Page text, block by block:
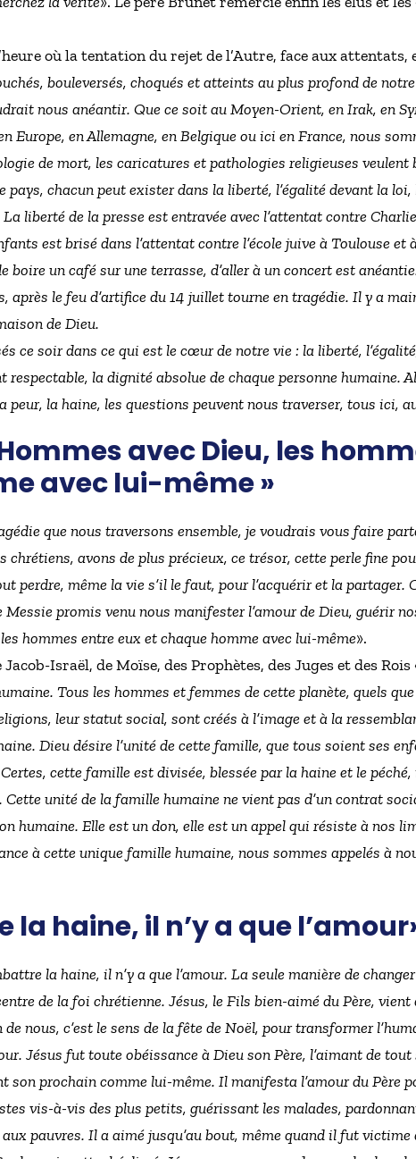
où la tentation du rejet de l’Autre, face aux attentats,
bouleversés, choqués et atteints au plus profond de
nous anéantir. Que ce soit au Moyen-Orient, en Irak, en
Europe, en Allemagne, en Belgique ou ici en France, nous
de mort, les caricatures et pathologies religieuses veulent
chacun peut exister dans la liberté, l’égalité devant la
La liberté de la presse est entravée avec l’attentat contre
est brisé dans l’attentat contre l’école juive à Toulouse et
boire un café sur une terrasse, d’aller à un concert est
après le feu d’artifice du 14 juillet tourne en tragédie. Il y a
de Dieu.
ce soir dans ce qui est le cœur de notre vie : la liberté,
la dignité absolue de chaque personne humaine.
peur, la haine, les questions peuvent nous traverser, tous ici,
avec Dieu, les
avec lui-même »
que nous traversons ensemble, je voudrais vous faire
avons de plus précieux, ce trésor, cette perle fine
perdre, même la vie s’il le faut, pour l’acquérir et la partager.
promis venu nous manifester l’amour de Dieu, guérir
hommes entre eux et chaque homme avec lui-même».
Israël, de Moïse, des Prophètes, des Juges et des Rois
Tous les hommes et femmes de cette planète, quels
leur statut social, sont créés à l’image et à la
Dieu désire l’unité de cette famille, que tous soient ses
cette famille est divisée, blessée par la haine et le
unité de la famille humaine ne vient pas d’un contrat
humaine. Elle est un don, elle est un appel qui résiste à nos
à cette unique famille humaine, nous sommes appelés à
haine, il n’y a que
la haine, il n’y a que l’amour. La seule manière de
de la foi chrétienne. Jésus, le Fils bien-aimé du Père,
nous, c’est le sens de la fête de Noël, pour transformer
Jésus fut toute obéissance à Dieu son Père, l’aimant de
prochain comme lui-même. Il manifesta l’amour du Père
vis-à-vis des plus petits, guérissant les malades,
pauvres. Il a aimé jusqu’au bout, même quand il fut